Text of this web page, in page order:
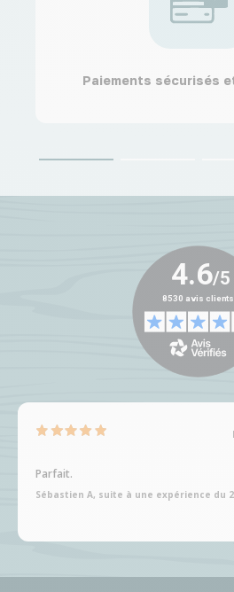
Paiements sécurisés
Parfait.
Sébastien A, suite à une expérience du